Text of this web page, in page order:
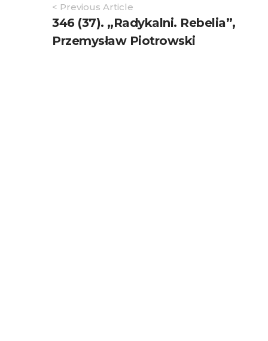
Article
Navigation
< Previous Article
346 (37). „Radykalni. Rebelia”,
Przemysław Piotrowski